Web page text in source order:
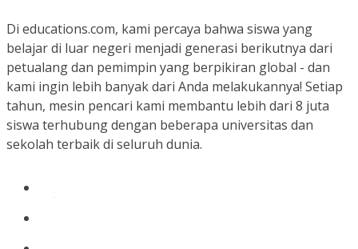
Di educations.com, kami percaya bahwa siswa yang
belajar di luar negeri menjadi generasi berikutnya dari
petualang dan pemimpin yang berpikiran global - dan
kami ingin lebih banyak dari Anda melakukannya! Setiap
tahun, mesin pencari kami membantu lebih dari 8 juta
siswa terhubung dengan beberapa universitas dan
sekolah terbaik di seluruh dunia.